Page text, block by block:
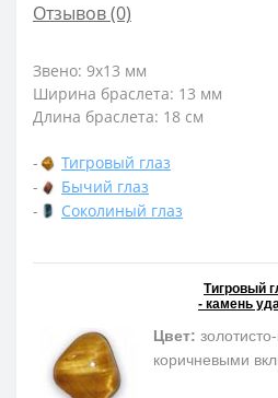
Отзывов (0)
Звено: 9х13 мм
Ширина браслета: 13 мм
Длина браслета: 18 см
-
Тигровый глаз
-
Бычий глаз
-
Соколиный глаз
Тигровый
- камень
Цвет:
коричневыми